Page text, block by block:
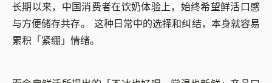
长期以来，中国消费者在饮奶体验上，始终希望鲜活口感
与方便储存共存。 这种日常中的选择和纠结，本身就容易
累积「紧绷」情绪。